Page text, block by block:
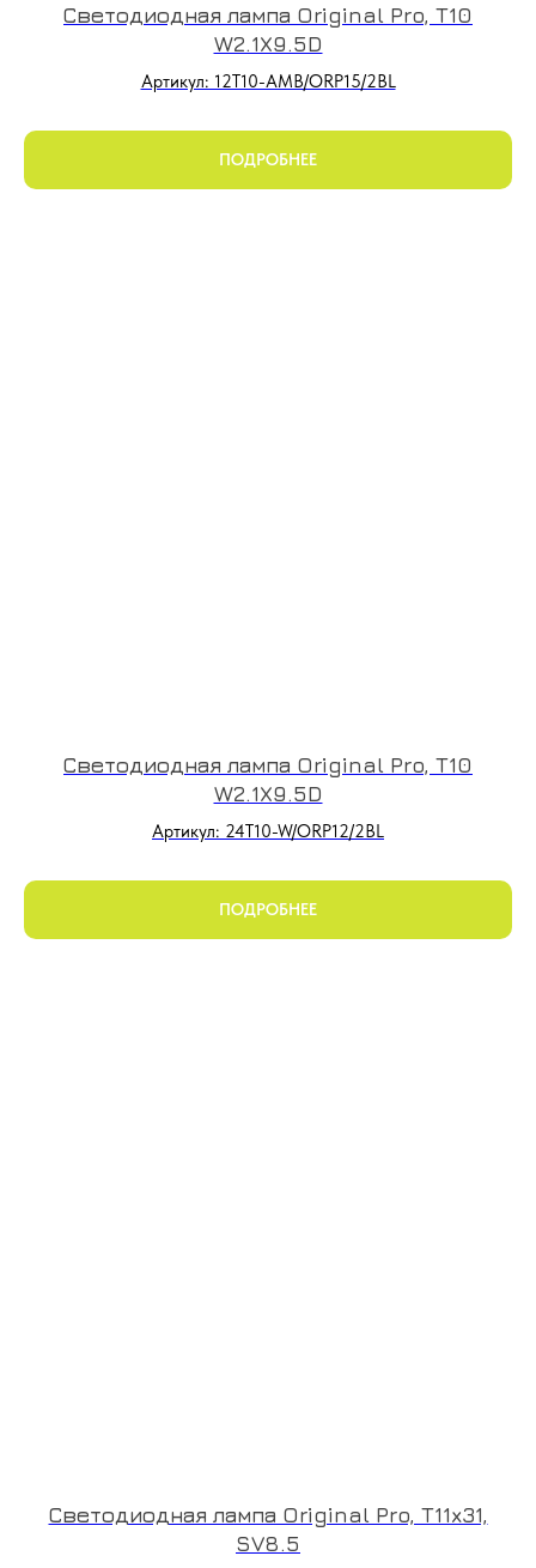
Светодиодная лампа Original Pro, T10
W2.1X9.5D
Артикул: 12T10-AMB/ORP15/2BL
ПОДРОБНЕЕ
Светодиодная лампа Original Pro, T10
W2.1X9.5D
Артикул: 24T10-W/ORP12/2BL
ПОДРОБНЕЕ
Светодиодная лампа Original Pro, T11x31,
SV8.5